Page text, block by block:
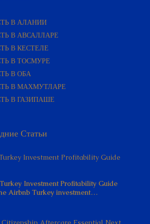
В АЛАНИИ
В АВСАЛЛАРЕ
В КЕСТЕЛЕ
В ТОСМУРЕ
В ОБА
В МАХМУТЛАРЕ
В ГАЗИПАШЕ
Статьи
Investment Profitability Guide
Investment Profitability Guide
Airbnb Turkey investment…
Citizenship Aftercare Essential Next